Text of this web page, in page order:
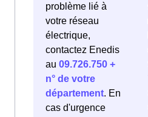
problème lié à
votre réseau
électrique,
contactez Enedis
au 09.726.750 +
n° de votre
département. En
cas d'urgence